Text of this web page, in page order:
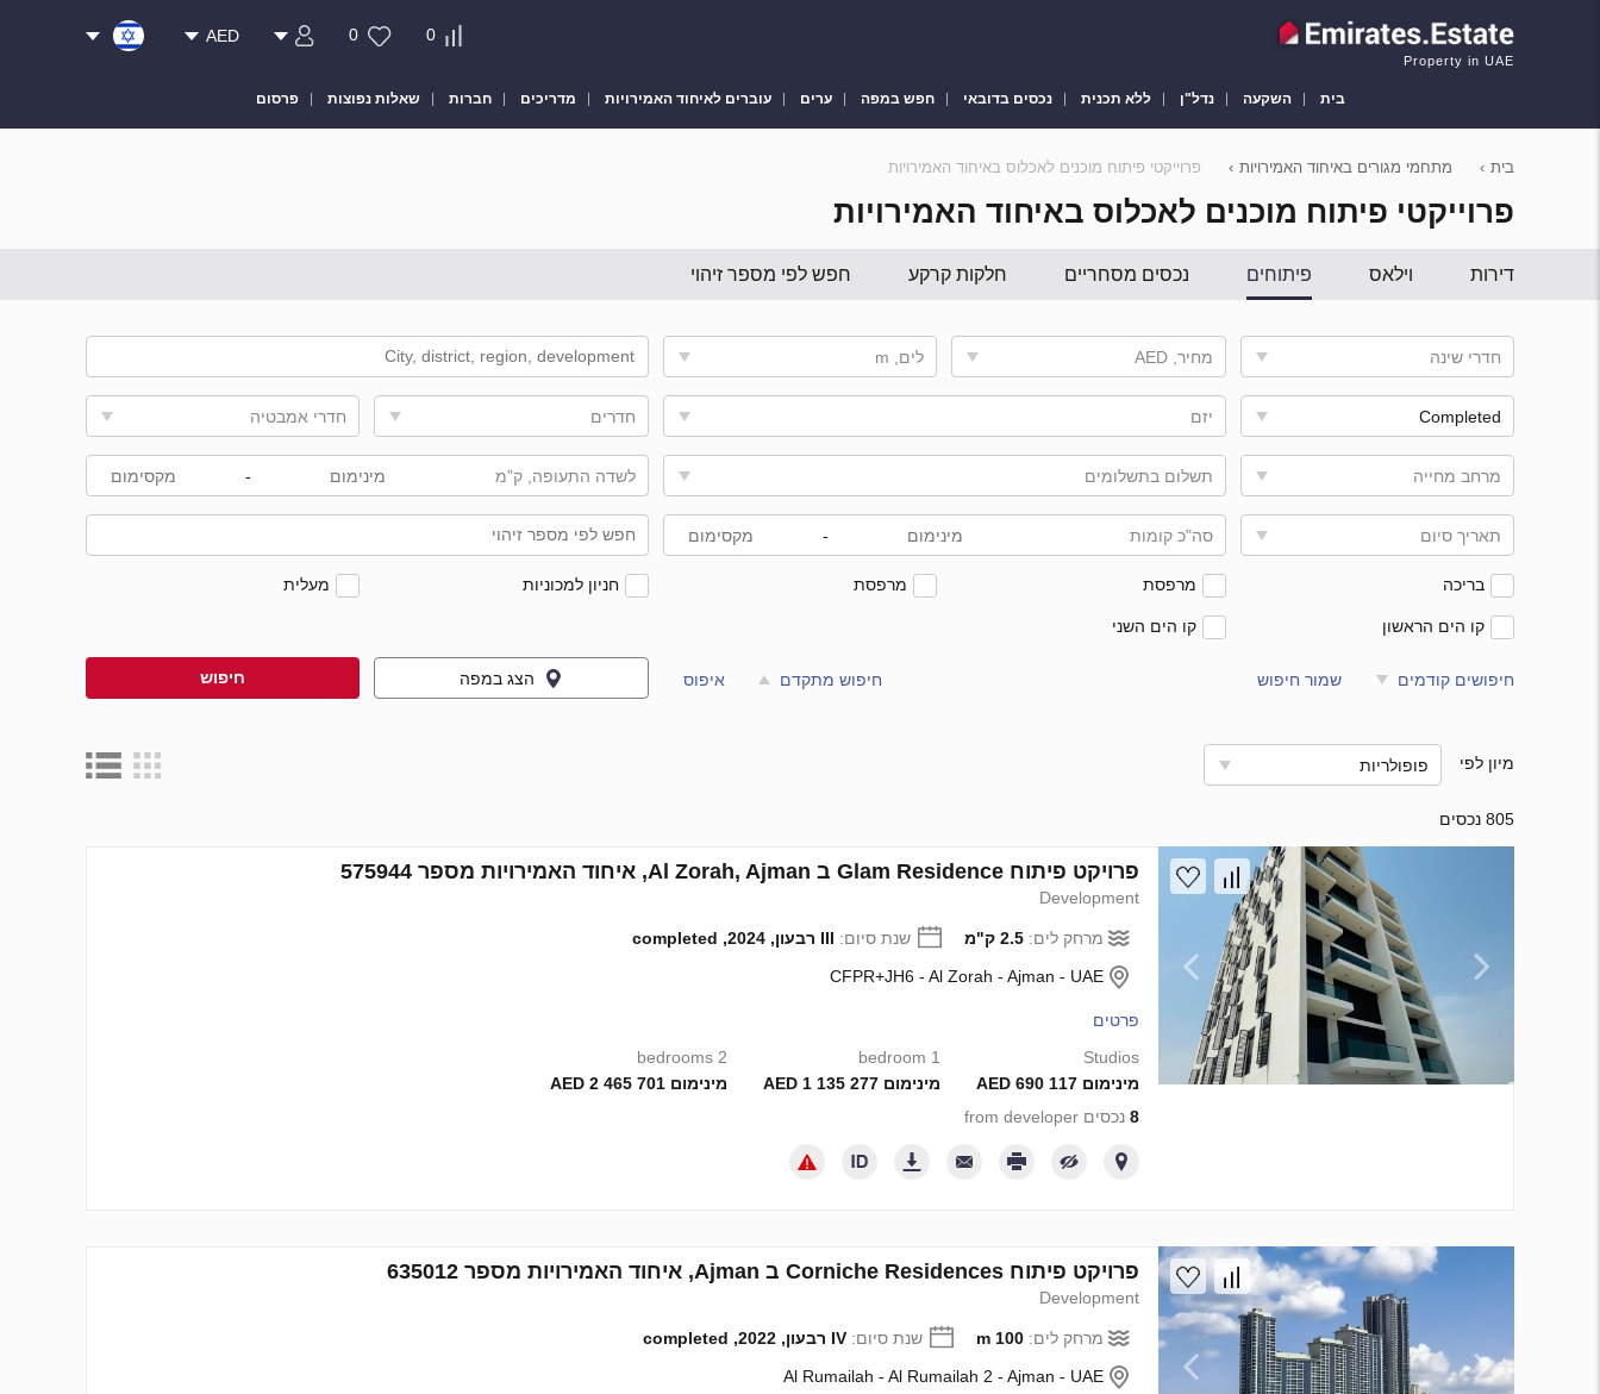
Property in UAE
0
0
AED
בית השקעה נדל"ן ללא תכנית נכסים בדובאי חפש במפה ערים עוברים לאיחוד האמירויות מדריכים חברות שאלות נפוצות פרסום
בית › מתחמי מגורים באיחוד האמירויות › פרוייקטי פיתוח מוכנים לאכלוס באיחוד האמירויות
פרוייקטי פיתוח מוכנים לאכלוס באיחוד האמירויות
דירות וילאס פיתוחים נכסים מסחריים חלקות קרקע חפש לפי מספר זיהוי
חדרי שינה מחיר, AED לים, m
Completed יזם חדרים חדרי אמבטיה
מרחב מחייה תשלום בתשלומים לשדה התעופה, ק"מ -
תאריך סיום סה"כ קומות -
בריכה מרפסת מרפסת חניון למכוניות מעלית
קו הים הראשון קו הים השני
חיפושים קודמים שמור חיפוש חיפוש מתקדם איפוס הצג במפה חיפוש
מיון לפי פופולריות
805 נכסים
פרויקט פיתוח Glam Residence ב Al Zorah, Ajman, איחוד האמירויות מספר 575944
Development
מרחק לים:2.5 ק"מ שנת סיום: III רבעון, 2024, completed
CFPR+JH6 - Al Zorah - Ajman - UAE
פרטים
Studios
מינימום 690 117 AED
1 bedroom
מינימום 1 135 277 AED
2 bedrooms
מינימום 2 465 701 AED
8 נכסים from developer
פרויקט פיתוח Corniche Residences ב Ajman, איחוד האמירויות מספר 635012
Development
מרחק לים:100 m שנת סיום:IV רבעון, 2022, completed
Al Rumailah - Al Rumailah 2 - Ajman - UAE